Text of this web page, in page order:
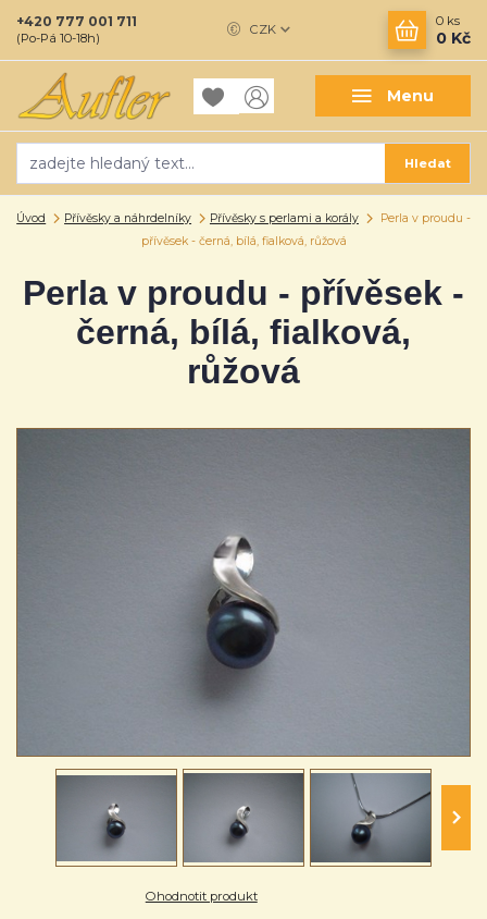
Menu
CZK
Hledat
+420 777 001 711
(Po-Pá 10-18h)
0 ks
0 Kč
Úvod Přívěsky a náhrdelníky Přívěsky s perlami a korály
Perla v proudu -
přívěsek - černá, bílá, fialková, růžová
Perla v proudu - přívěsek -
černá, bílá, fialková,
růžová
Ohodnotit produkt